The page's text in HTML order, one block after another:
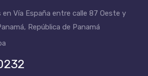
Vía España entre calle 87 Oeste y
República de Panamá